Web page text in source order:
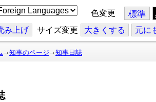
色変更 標準
み上げ サイズ変更 大きくする 元に
知事のページ 知事日誌